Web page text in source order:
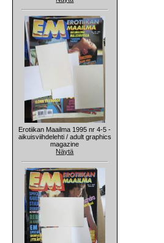
Erotiikan Maailma 1995 nr 4-5 -
aikuisviihdelehti / adult graphics
magazine
Näytä